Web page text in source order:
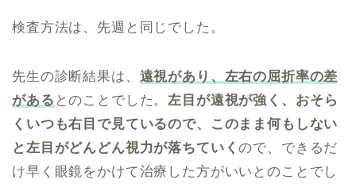
検査方法は、先週と同じでした。
先生の診断結果は、 遠視があり、左右の屈折率の差
がある とのことでした。左目が遠視が強く、おそら
くいつも右目で見ているので、このまま何もしない
と左目がどんどん視力が落ちていくので、できるだ
け早く眼鏡をかけて治療した方がいいとのことでし